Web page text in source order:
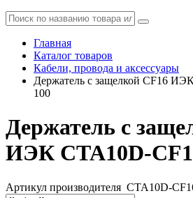
Главная
Каталог товаров
Кабели, провода и аксессуары
Держатель с защелкой CF16
100
Держатель с
ИЭК CTA10D-
Артикул производителя CTA10D-